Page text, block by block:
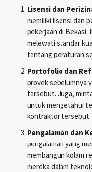
Lisensi dan
memiliki lisensi dan
pekerjaan di Bekasi.
melewati standar
tentang peraturan
Portofolio dan
proyek sebelumnya
tersebut. Juga,
untuk mengetahui
kontraktor tersebut.
Pengalaman dan
pengalaman yang
membangun kolam
mereka dalam